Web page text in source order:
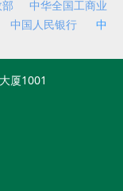
中华全国工商业
中国人民银行
中
厦1001